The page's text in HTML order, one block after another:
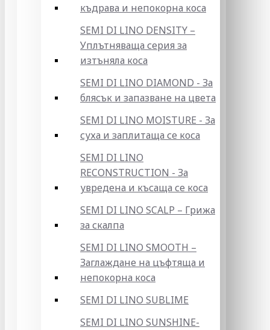
къдрава и непокорна коса
SEMI DI LINO DENSITY –
Уплътняваща серия за
изтъняла коса
SEMI DI LINO DIAMOND - За
блясък и запазване на цвета
SEMI DI LINO MOISTURE - За
суха и заплитаща се коса
SEMI DI LINO
RECONSTRUCTION - За
увредена и късаща се коса
SEMI DI LINO SCALP – Грижа
за скалпа
SEMI DI LINO SMOOTH –
Заглаждане на цъфтяща и
непокорна коса
SEMI DI LINO SUBLIME
SEMI DI LINO SUNSHINE-